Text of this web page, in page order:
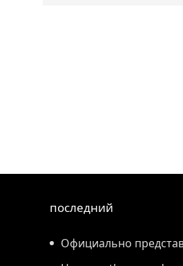
последний
Официально